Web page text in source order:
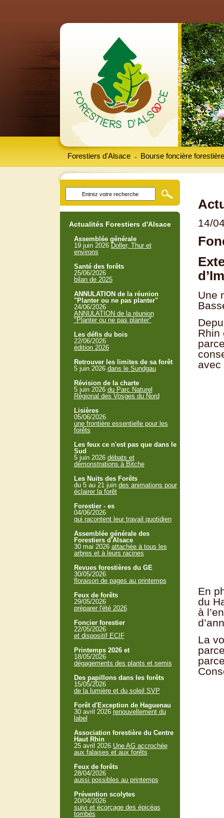
Forestiers d'Alsace Bourse foncière forestière
-
14/
Une
Rhin
avec
En
du
à
La
Actualités Forestiers d'Alsace
Assemblée générale
19 juin 2026 Doller, Thur et
environs
Santé des forêts
25/06/2026
bilan de 2025
ANNULATION de la réunion
"Planter ou ne pas planter"
24/06/2026
ANNULATION de la réunion
"Planter ou ne pas planter"
Les défis du bois
22/06/2026
édition 2026
Retrouver les limites de sa forêt
5 juin 2026 dans le Sundgau
Révision de la charte
5 juin 2026 du Parc Naturel
Régional des Vosges du Nord
Lisières
05/06/2026
une frontière essentielle pour les
forêts
Les feux ce n'est pas que dans le
Sud
5 juin 2026 débats et
démonstrations à Bitche
Les Nuits des Forêts
du 5 au 21 juin des animations pour
éclairer la forêt
Forestier - es
04/06/2026
qui racontent leur travail quotidien
Assemblée générale des
Forestiers d'Alsace
30 mai 2026 attachée à tous les
arbres et à leurs racines
Revues forestières du GE
30/05/2026
floraison de pages au printemps
Feux de forêts
29/05/2026
préparer l'été 2026
Foncier forestier
22/05/2026
et dispositif ECIF
Printemps 2026 et
18/05/2026
dégagements des plants et semis
Des papillons dans les forêts
15/05/2026
de la lumière et du soleil SVP
Forêt d'Exception de Haguenau
30 avril 2026 renouvellement du
label
Association forestière du Centre
Haut Rhin
25 avril 2026 Une AG accrochée
aux falaises et aux forêts
Feux de forêts
28/04/2026
aussi possibles au printemps
Prévention scolytes
20/04/2026
suivi et écorçage des épicéas
tombés